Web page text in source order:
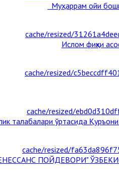
Муҳаррам ойи
талабалари ўртасида